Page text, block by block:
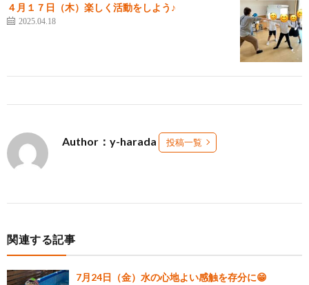
４月１７日（木）楽しく活動をしよう♪
2025.04.18
Author：y-harada 投稿一覧
関連する記事
7月24日（金）水の心地よい感触を存分に😁